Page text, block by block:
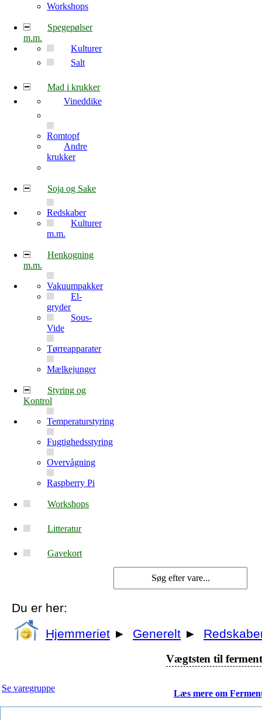
Workshops
Spegepølser
m.m.
Kulturer
Salt
Mad i krukker
Vineddike
Romtopf
Andre
krukker
Soja og Sake
Redskaber
Kulturer
m.m.
Henkogning
m.m.
Vakuumpakker
El-
gryder
Sous-
Vide
Tørreapparater
Mælkejunger
Styring og
Kontrol
Temperaturstyring
Fugtighedsstyring
Overvågning
Raspberry Pi
Workshops
Litteratur
Gavekort
Du er her:
Hjemmeriet ► Generelt ►
Vægtsten til
Se varegruppe
Læs mere om